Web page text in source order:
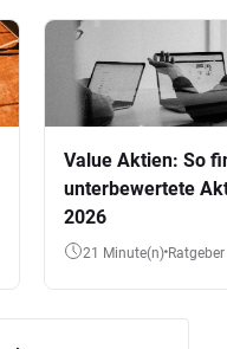
Value Aktien: So
unterbewertete
2026
21 Minute(n) Ratgeber